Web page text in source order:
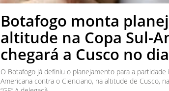
Botafogo monta
altitude na Copa Sul-
chegará a Cusco no
O Botafogo já definiu o planejamento para a partidade
Americana contra o Cienciano, na altitude de Cusco,